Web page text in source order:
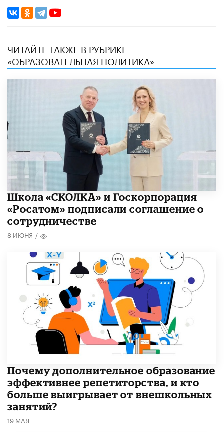
ЧИТАЙТЕ ТАКЖЕ В РУБРИКЕ
«ОБРАЗОВАТЕЛЬНАЯ ПОЛИТИКА»
Школа «СКОЛКА» и Госкорпорация
«Росатом» подписали соглашение о
сотрудничестве
8 ИЮНЯ /
​Почему дополнительное образование
эффективнее репетиторства, и кто
больше выигрывает от внешкольных
занятий?
19 МАЯ